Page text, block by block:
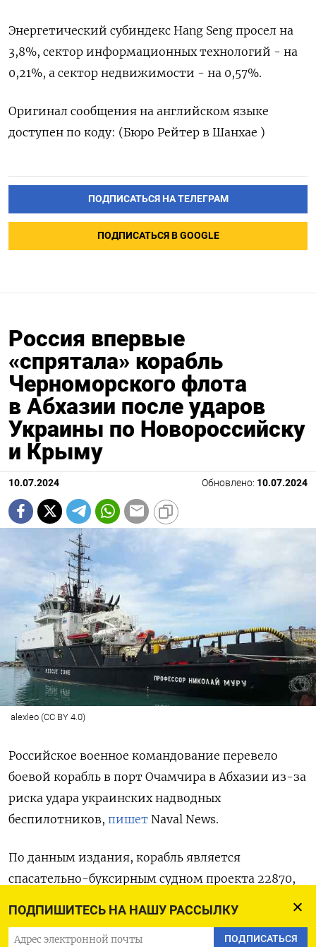
ПОДПИШИТЕСЬ НА НАШУ РАССЫЛКУ
ПОДПИСАТЬСЯ
Энергетический субиндекс Hang Seng просел на
3,8%, сектор информационных технологий - на
0,21%, а сектор недвижимости - на 0,57%.
Оригинал сообщения на английском языке
доступен по коду: (Бюро Рейтер в Шанхае )
ПОДПИСАТЬСЯ НА ТЕЛЕГРАМ
ПОДПИСАТЬСЯ В GOOGLE
Россия впервые
«спрятала» корабль
Черноморского флота
в Абхазии после ударов
Украины по Новороссийску
и Крыму
10.07.2024 Обновлено: 10.07.2024
alexleo (CC BY 4.0)
Российское военное командование перевело
боевой корабль в порт Очамчира в Абхазии из-за
риска удара украинских надводных
беспилотников, пишет Naval News.
По данным издания, корабль является
спасательно-буксирным судном проекта 22870,
приписки Новороссийск 28 июня, затем
он вышел в море и был замечен на спутниковых